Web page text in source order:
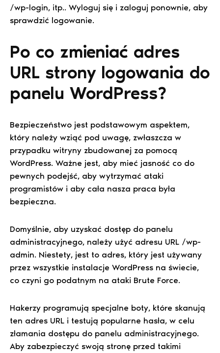
/wp-login, itp.. Wyloguj się i zaloguj ponownie, aby
sprawdzić logowanie.
⁣Po co zmieniać adres
URL strony logowania do
panelu WordPress?
Bezpieczeństwo jest podstawowym aspektem,
który należy wziąć pod uwagę, zwłaszcza w
przypadku witryny zbudowanej za pomocą
WordPress. Ważne jest, aby mieć jasność co do
pewnych podejść, aby wytrzymać ataki
programistów i aby cała nasza praca była
bezpieczna.
Domyślnie, aby uzyskać dostęp do panelu
administracyjnego, należy użyć adresu URL /wp-
admin. Niestety, jest to adres, który jest używany
przez wszystkie instalacje WordPress na świecie,
co czyni go podatnym na ataki Brute Force.
Hakerzy programują specjalne boty, które skanują
ten adres URL i testują popularne hasła, w celu
złamania dostępu do panelu administracyjnego.
Aby zabezpieczyć swoją stronę przed takimi